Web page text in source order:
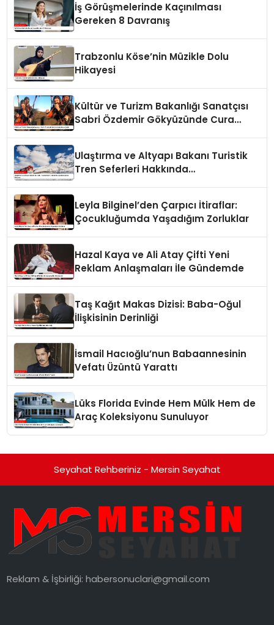
İş Görüşmelerinde Kaçınılması
Gereken 8 Davranış
Trabzonlu Köse’nin Müzikle Dolu
Hikayesi
Kültür ve Turizm Bakanlığı Sanatçısı
Sabri Özdemir Gökyüzünde Cura
Ulaştırma ve Altyapı Bakanı Turistik
Tren Seferleri Hakkında
Leyla Bilginel’den Çarpıcı İtiraflar:
Çocukluğumda Yaşadığım Zorluklar
Hazal Kaya ve Ali Atay Çifti Yeni
Reklam Anlaşmaları İle Gündemde
Taş Kağıt Makas Dizisi: Baba-Oğul
İlişkisinin Derinliği
İsmail Hacıoğlu’nun Babaannesinin
Vefatı Üzüntü Yarattı
Lüks Florida Evinde Hem Mülk Hem de
Araç Koleksiyonu Sunuluyor
Seyahat Rehberiniz - Mersin Seyahat
Reklam & İşbirliği:habersonuclari@gmail.com